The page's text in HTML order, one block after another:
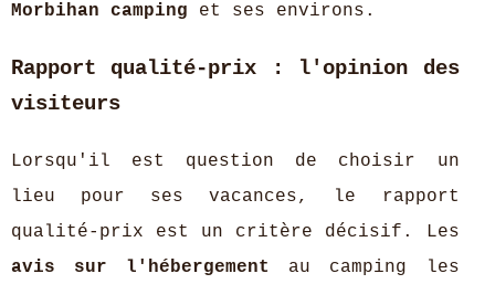
Morbihan camping et ses environs.
Rapport qualité-prix : l'opinion des
visiteurs
Lorsqu'il est question de choisir un
lieu pour ses vacances, le rapport
qualité-prix est un critère décisif. Les
avis sur l'hébergement
au camping les